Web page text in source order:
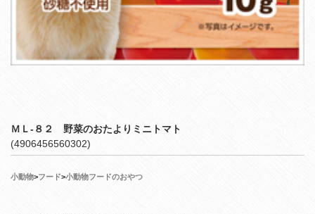
ＭＬ‐８２ 野菜のおたよりミニトマト
(4906456560302)
小動物>フード>小動物フードのおやつ